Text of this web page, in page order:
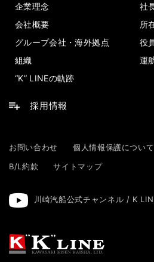
企業理念
社
会社概要
所
グループ会社・海外拠点
役
組織
運
“K” LINEの軌跡
採用情報
お問い合わせ 個人情報保護について
B/L約款
サイトマップ
川崎汽船公式チャンネル / K